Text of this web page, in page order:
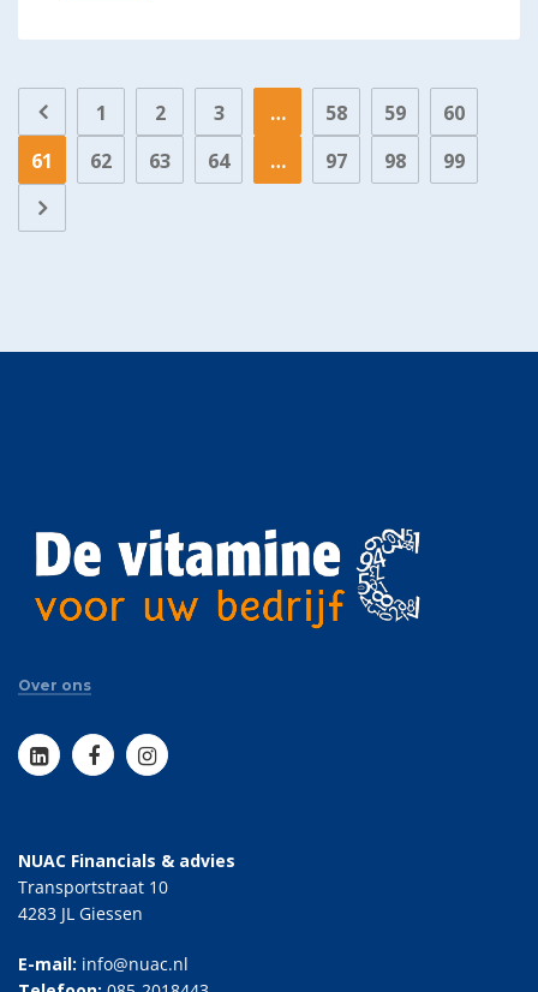
1 2 3 … 58 59
60
61
62 63 64 … 97 98 99
Over ons
NUAC Financials & advies
Transportstraat 10
4283 JL Giessen
E-mail: info@nuac.nl